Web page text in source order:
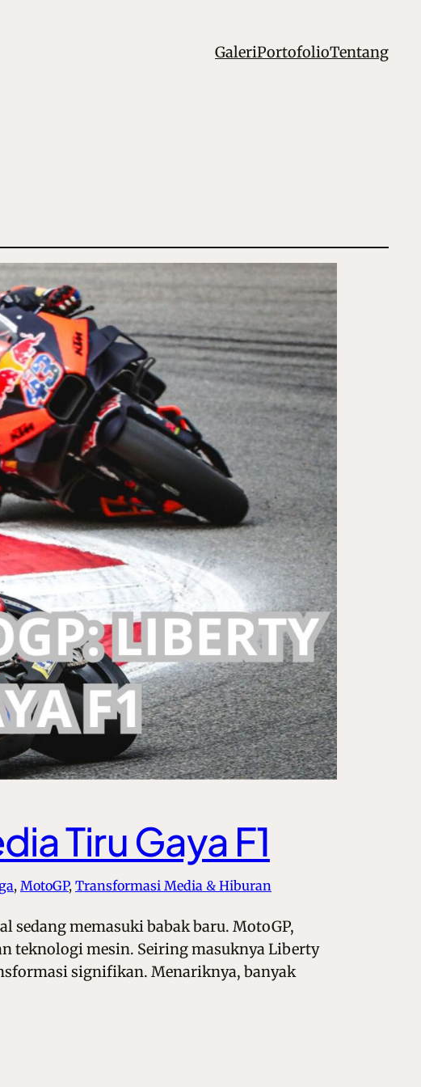
GaleriPortofolioTentang
Tiru Gaya F1
, MotoGP, Transformasi Media & Hiburan
sedang memasuki babak baru. MotoGP,
teknologi mesin. Seiring masuknya Liberty
signifikan. Menariknya, banyak